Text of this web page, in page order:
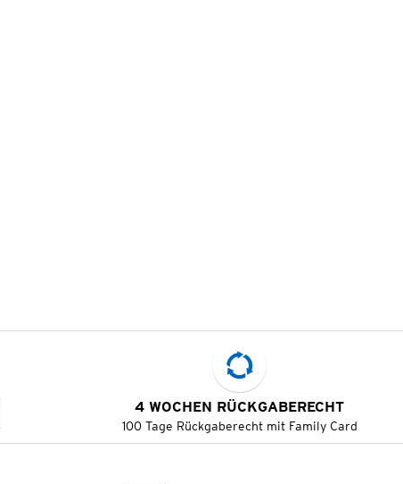
4 WOCHEN RÜCKGABERECHT
100 Tage Rückgaberecht mit Family Card